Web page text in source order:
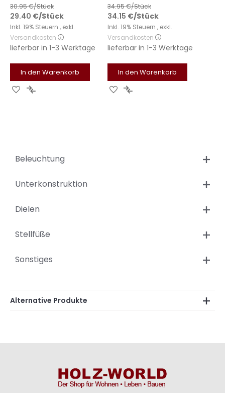
30.95€/Stück
29.40 €/Stück
Inkl. 19% Steuern , exkl.
Versandkosten
lieferbar in 1-3 Werktage
In den Warenkorb
Zur Zur
34.95€/Stück
34.15 €/Stück
Inkl. 19% Steuern , exkl.
Versandkosten
lieferbar in 1-3 Werktage
In den Warenkorb
Zur Zur
Beleuchtung
Unterkonstruktion
Dielen
Stellfüße
Sonstiges
Alternative Produkte